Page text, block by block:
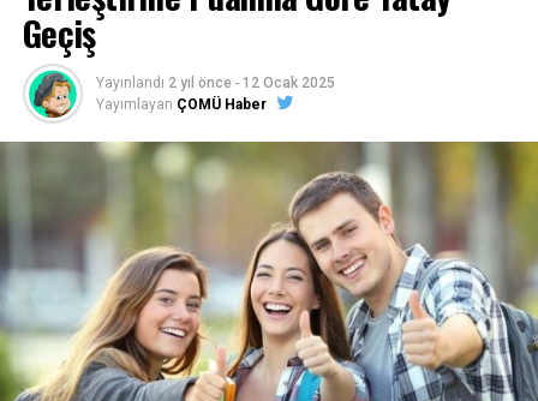
Bilet temini ve detaylı bilgi için Eğitim Fakültesi’nde
bulunan Topluluk odasına başvurulabilir.
Facebook
Mastodon
EmailShare
İLIŞKILI BAŞLIKLAR:
BIR SONRAKI
Sansür
KAÇIRMAYIN
Sabah Gazetesi Yazarı’ndan ÇOMÜ Kütüphanesi’ne Övgü
Geçiş
Yayınlandı 2 yıl önce - 12 Ocak 2025
Yayımlayan ÇOMÜ Haber